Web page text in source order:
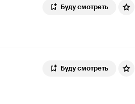
Буду смотреть
Буду смотреть